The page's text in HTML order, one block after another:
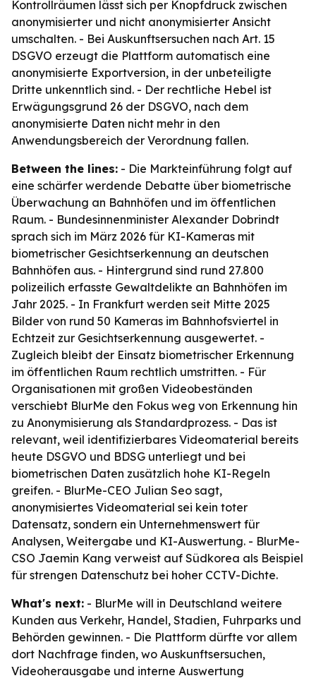
Kontrollräumen lässt sich per Knopfdruck zwischen
anonymisierter und nicht anonymisierter Ansicht
umschalten. - Bei Auskunftsersuchen nach Art. 15
DSGVO erzeugt die Plattform automatisch eine
anonymisierte Exportversion, in der unbeteiligte
Dritte unkenntlich sind. - Der rechtliche Hebel ist
Erwägungsgrund 26 der DSGVO, nach dem
anonymisierte Daten nicht mehr in den
Anwendungsbereich der Verordnung fallen.
Between the lines: - Die Markteinführung folgt auf
eine schärfer werdende Debatte über biometrische
Überwachung an Bahnhöfen und im öffentlichen
Raum. - Bundesinnenminister Alexander Dobrindt
sprach sich im März 2026 für KI-Kameras mit
biometrischer Gesichtserkennung an deutschen
Bahnhöfen aus. - Hintergrund sind rund 27.800
polizeilich erfasste Gewaltdelikte an Bahnhöfen im
Jahr 2025. - In Frankfurt werden seit Mitte 2025
Bilder von rund 50 Kameras im Bahnhofsviertel in
Echtzeit zur Gesichtserkennung ausgewertet. -
Zugleich bleibt der Einsatz biometrischer Erkennung
im öffentlichen Raum rechtlich umstritten. - Für
Organisationen mit großen Videobeständen
verschiebt BlurMe den Fokus weg von Erkennung hin
zu Anonymisierung als Standardprozess. - Das ist
relevant, weil identifizierbares Videomaterial bereits
heute DSGVO und BDSG unterliegt und bei
biometrischen Daten zusätzlich hohe KI-Regeln
greifen. - BlurMe-CEO Julian Seo sagt,
anonymisiertes Videomaterial sei kein toter
Datensatz, sondern ein Unternehmenswert für
Analysen, Weitergabe und KI-Auswertung. - BlurMe-
CSO Jaemin Kang verweist auf Südkorea als Beispiel
für strengen Datenschutz bei hoher CCTV-Dichte.
What's next: - BlurMe will in Deutschland weitere
Kunden aus Verkehr, Handel, Stadien, Fuhrparks und
Behörden gewinnen. - Die Plattform dürfte vor allem
dort Nachfrage finden, wo Auskunftsersuchen,
Videoherausgabe und interne Auswertung